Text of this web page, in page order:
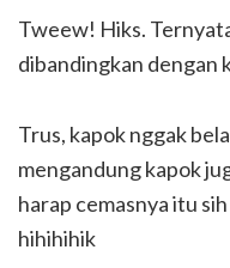
Tweew! Hiks.
dibandingkan dengan
Trus, kapok nggak
mengandung kapok
harap cemasnya itu
hihihihik